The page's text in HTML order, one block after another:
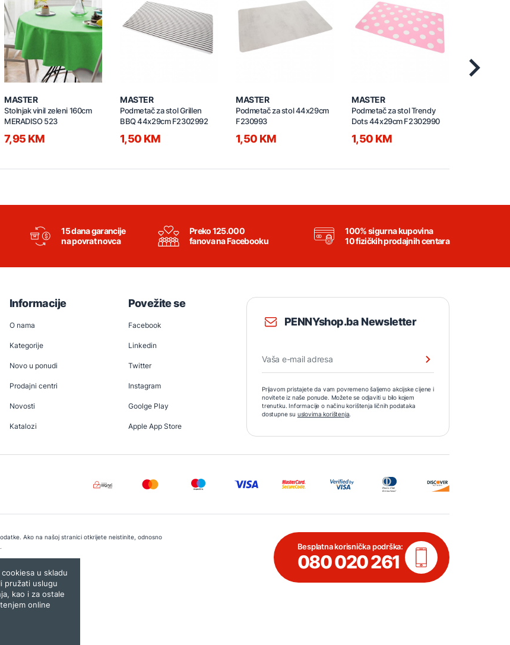
MASTER
Stolnjak vinil zeleni 160cm
MERADISO 523
7,95 KM
MASTER
Podmetač za stol Grillen
BBQ 44x29cm F2302992
1,50 KM
MASTER
Podmetač za stol 44x29cm
F230993
1,50 KM
MASTER
Podmetač za stol Trendy
Dots 44x29cm F2302990
1,50 KM
15 dana garancije
na povrat novca
Preko 125.000
fanova na Facebooku
100% sigurna kupovina
10 fizičkih prodajnih centara
PENNYshop.ba Newsletter
Prijavom pristajete da vam povremeno šaljemo akcijske cijene i
novitete iz naše ponude. Možete se odjaviti u bilo kojem
trenutku. Informacije o načinu korištenja ličnih podataka
dostupne su uslovima korištenja.
Informacije
O nama
Kategorije
Novo u ponudi
Prodajni centri
Novosti
Katalozi
Povežite se
Facebook
Linkedin
Twitter
Instagram
Goolge Play
Apple App Store
Besplatna korisnička podrška:
080 020 261
Ako na našoj stranici otkrijete neistinite, odnosno
.
u skladu
pružati uslugu
kao i za ostale
online